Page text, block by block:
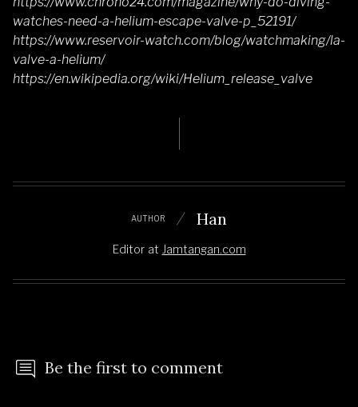
watches-need-a-helium-escape-valve-p_52191/
https://www.reservoir-watch.com/blog/watchmaking/la-
valve-a-helium/
https://en.wikipedia.org/wiki/Helium_release_valve
AUTHOR Han
Editor at Jamtangan.com
Be the first to comment